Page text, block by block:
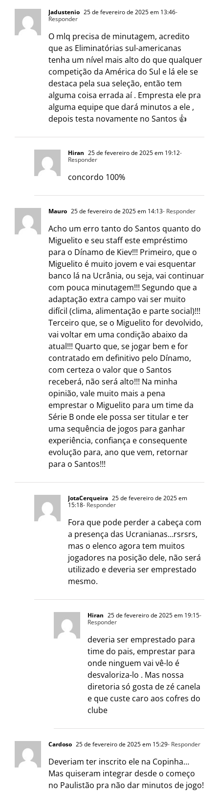
Jadustenio 25 de fevereiro de 2025 em 13:46-
Responder
O mlq precisa de minutagem, acredito
que as Eliminatórias sul-americanas
tenha um nível mais alto do que qualquer
competição da América do Sul e lá ele se
destaca pela sua seleção, então tem
alguma coisa errada aí . Empresta ele pra
alguma equipe que dará minutos a ele ,
depois testa novamente no Santos 👍
Hiran 25 de fevereiro de 2025 em 19:12-
Responder
concordo 100%
Mauro 25 de fevereiro de 2025 em 14:13- Responder
Acho um erro tanto do Santos quanto do
Miguelito e seu staff este empréstimo
para o Dínamo de Kiev!!! Primeiro, que o
Miguelito é muito jovem e vai esquentar
banco lá na Ucrânia, ou seja, vai continuar
com pouca minutagem!!! Segundo que a
adaptação extra campo vai ser muito
difícil (clima, alimentação e parte social)!!!
Terceiro que, se o Miguelito for devolvido,
vai voltar em uma condição abaixo da
atual!!! Quarto que, se jogar bem e for
contratado em definitivo pelo Dínamo,
com certeza o valor que o Santos
receberá, não será alto!!! Na minha
opinião, vale muito mais a pena
emprestar o Miguelito para um time da
Série B onde ele possa ser titular e ter
uma sequência de jogos para ganhar
experiência, confiança e consequente
evolução para, ano que vem, retornar
para o Santos!!!
JotaCerqueira 25 de fevereiro de 2025 em
15:18- Responder
Fora que pode perder a cabeça com
a presença das Ucranianas…rsrsrs,
mas o elenco agora tem muitos
jogadores na posição dele, não será
utilizado e deveria ser emprestado
mesmo.
Hiran 25 de fevereiro de 2025 em 19:15-
Responder
deveria ser emprestado para
time do pais, emprestar para
onde ninguem vai vê-lo é
desvaloriza-lo . Mas nossa
diretoria só gosta de zé canela
e que custe caro aos cofres do
clube
Cardoso 25 de fevereiro de 2025 em 15:29- Responder
Deveriam ter inscrito ele na Copinha…
Mas quiseram integrar desde o começo
no Paulistão pra não dar minutos de jogo!